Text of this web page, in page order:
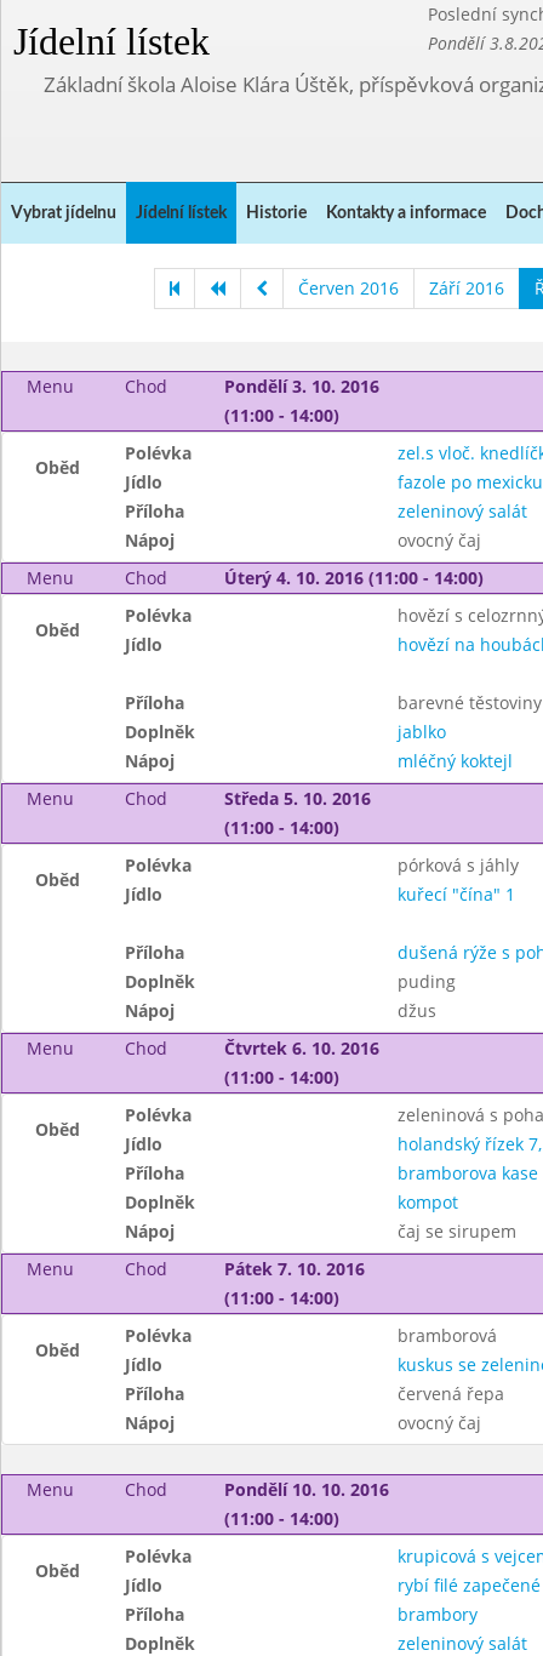
Jídelní lístek
Poslední
Pondělí
Základní škola Aloise Klára Úštěk, příspěvková
Vybrat jídelnu Jídelní lístek Historie Kontakty a informace
Červen 2016 Září 2016
Menu Chod
Pondělí 3. 10. 2016
(11:00 - 14:00)
Oběd
Polévka
zel.s vloč.
Jídlo
fazole po mexicku
Příloha
zeleninový salát
Nápoj
ovocný čaj
Menu
Chod Úterý 4. 10. 2016 (11:00 - 14:00)
Oběd
Polévka
hovězí s
Jídlo
hovězí na
Příloha
barevné těstoviny
Doplněk
jablko
Nápoj
mléčný koktejl
Menu
Chod
Středa 5. 10. 2016
(11:00 - 14:00)
Oběd
Polévka
pórková s jáhly
Jídlo
kuřecí "čína" 1
Příloha
dušená rýže s
Doplněk
puding
Nápoj
džus
Menu
Chod
Čtvrtek 6. 10. 2016
(11:00 - 14:00)
Oběd
Polévka
zeleninová s
Jídlo
holandský řízek
Příloha
bramborova
Doplněk
kompot
Nápoj
čaj se sirupem
Menu
Chod
Pátek 7. 10. 2016
(11:00 - 14:00)
Oběd
Polévka
bramborová
Jídlo
kuskus se
Příloha
červená řepa
Nápoj
ovocný čaj
Menu Chod
Pondělí 10. 10. 2016
(11:00 - 14:00)
Oběd
Polévka
krupicová s
Jídlo
rybí filé
Příloha
brambory
Doplněk
zeleninový salát